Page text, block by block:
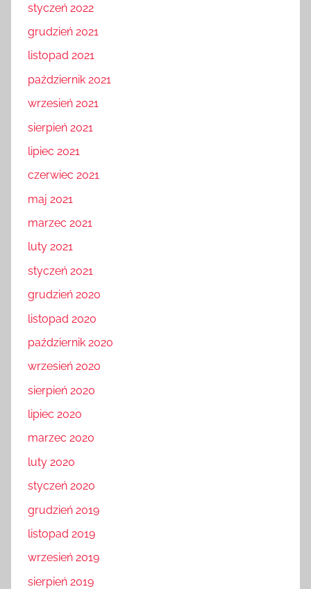
styczeń 2022
grudzień 2021
listopad 2021
październik 2021
wrzesień 2021
sierpień 2021
lipiec 2021
czerwiec 2021
maj 2021
marzec 2021
luty 2021
styczeń 2021
grudzień 2020
listopad 2020
październik 2020
wrzesień 2020
sierpień 2020
lipiec 2020
marzec 2020
luty 2020
styczeń 2020
grudzień 2019
listopad 2019
wrzesień 2019
sierpień 2019